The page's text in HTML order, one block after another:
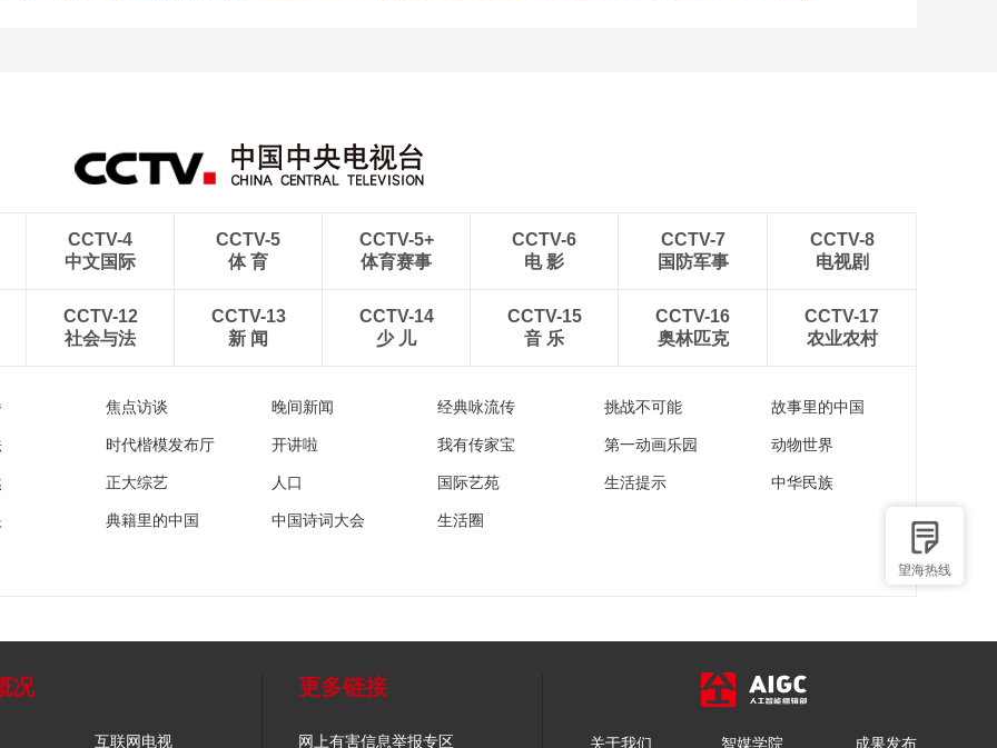
望海热线
CCTV-4
中文国际
CCTV-5
体 育
CCTV-5+
体育赛事
CCTV-6
电 影
CCTV-7
国防军事
CCTV-8
电视剧
CCTV-12
社会与法
CCTV-13
新 闻
CCTV-14
少 儿
CCTV-15
音 乐
CCTV-16
奥林匹克
CCTV-17
农业农村
焦点访谈 晚间新闻 经典咏流传 挑战不可能 故事里的中国
时代楷模发布厅 开讲啦 我有传家宝 第一动画乐园 动物世界
正大综艺 人口 国际艺苑 生活提示 中华民族
典籍里的中国 中国诗词大会 生活圈
况
互联网电视
更多链接
网上有害信息举报专区 关于我们 智媒学院 成果发布